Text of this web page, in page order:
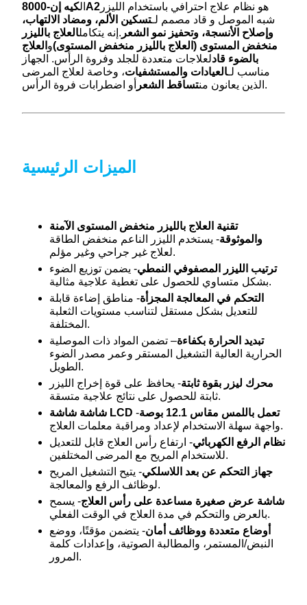
ال كيه إن-8000A2 هو نظام علاج احترافي باستخدام الليزر
شبه الموصل و قاد مصمم لـتسكين الألم، ومضاد الالتهاب،
وإصلاح الأنسجة، وتحفيز نمو الشعر .إنه يتكاملالعلاج بالليزر
منخفض المستوى (العلاج بالليزر منخفض المستوى)و العلاج
بالضوء قادلعلاجات متعددة للجلد وفروة الرأس. الجهاز
مناسب لـالعيادات والمستشفيات، وخاصة لعلاج المرضى
الذين يعانون منتساقط الشعر أو اضطرابات فروة الرأس.
الميزات الرئيسية
تقنية العلاج بالليزر منخفض المستوى الآمنة
والموثوقة- يستخدم الليزر الناعم منخفض الطاقة
لعلاج غير جراحي وغير مؤلم.
ترتيب الليزر المصفوفي النمطي- يضمن توزيع الضوء
بشكل متساوي للحصول على تغطية علاجية مثالية.
التحكم في المعالجة المجزأة- مناطق إضاءة قابلة
للتعديل بشكل مستقل لتناسب مستويات الثعلبة
المختلفة.
تبديد الحرارة بكفاءة– تضمن المواد ذات الموصلية
الحرارية العالية التشغيل المستقر وعمر مصدر الضوء
الطويل.
محرك ليزر بقوة ثابتة- يحافظ على قوة إخراج الليزر
ثابتة للحصول على نتائج علاجية متسقة.
شاشة شاشة LCD تعمل باللمس مقاس 12.1 بوصة
-
واجهة سهلة الاستخدام لإعداد ومراقبة معلمات العلاج.
نظام الرفع الكهربائي- ارتفاع رأس العلاج قابل للتعديل
للاستخدام المريح مع المرضى المختلفين.
جهاز التحكم عن بعد اللاسلكي- يتيح التشغيل المريح
لوظائف الرفع والمعالجة.
شاشة عرض صغيرة مساعدة على رأس العلاج- يسمح
بالعرض والتحكم في مدة العلاج في الوقت الفعلي.
أوضاع متعددة ووظائف أمان- يتضمن مؤقتًا، ووضع
النبض/المستمر، والمطالبة الصوتية، وإعدادات كلمة
المرور.